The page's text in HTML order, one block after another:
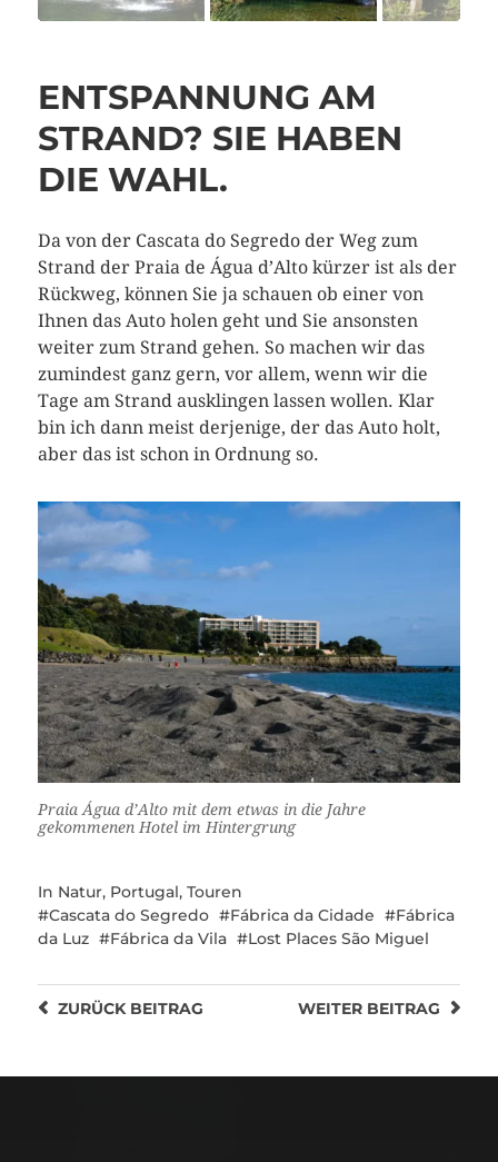
ENTSPANNUNG AM
STRAND? SIE HABEN
DIE WAHL.
Da von der Cascata do Segredo der Weg zum
Strand der Praia de Água d’Alto kürzer ist als der
Rückweg, können Sie ja schauen ob einer von
Ihnen das Auto holen geht und Sie ansonsten
weiter zum Strand gehen. So machen wir das
zumindest ganz gern, vor allem, wenn wir die
Tage am Strand ausklingen lassen wollen. Klar
bin ich dann meist derjenige, der das Auto holt,
aber das ist schon in Ordnung so.
Praia Água d’Alto mit dem etwas in die Jahre
gekommenen Hotel im Hintergrung
In Natur, Portugal, Touren
Cascata do Segredo
Fábrica da Cidade
Fábrica
da Luz
Fábrica da Vila Lost Places São Miguel
WEITER BEITRAG
ZURÜCKBEITRAG